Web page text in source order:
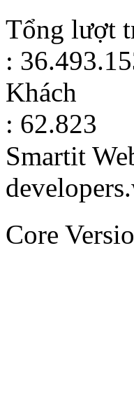
Tổng lượt
:
Khách
: 62.823
Smartit
Core